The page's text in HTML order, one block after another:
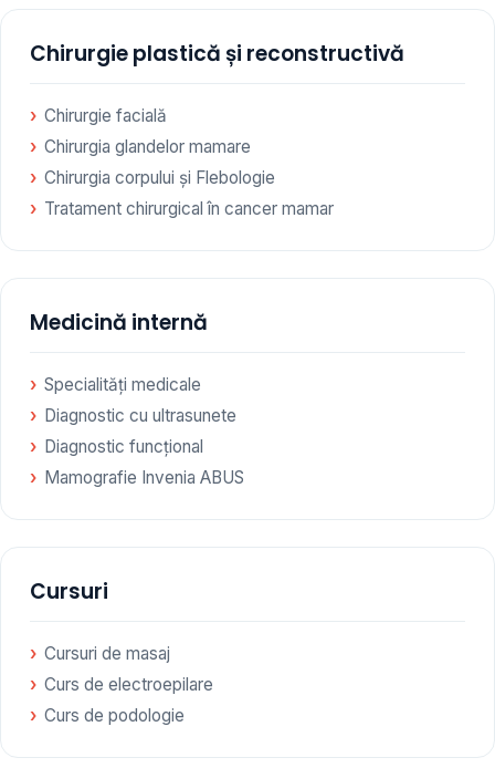
Chirurgie plastică și reconstructivă
Chirurgie facială
Chirurgia glandelor mamare
Chirurgia corpului și Flebologie
Tratament chirurgical în cancer mamar
Medicină internă
Specialități medicale
Diagnostic cu ultrasunete
Diagnostic funcțional
Mamografie Invenia ABUS
Cursuri
Cursuri de masaj
Curs de electroepilare
Curs de podologie